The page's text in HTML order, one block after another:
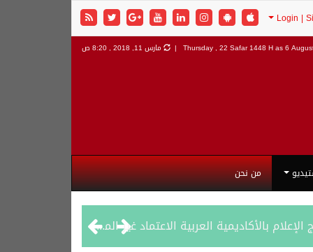
Thursday , 22 Safar 1448 H as6 مارس 11, 2018 , 8:20 ص
من نحن